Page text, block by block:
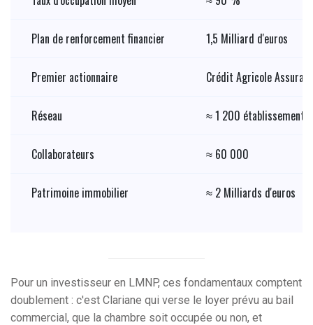
Plan de renforcement financier 1,5 Milliard d'euros
Premier actionnaire Crédit Agricole
Réseau ≈ 1 200
Collaborateurs ≈ 60 000
Patrimoine immobilier ≈ 2 Milliards d'euros
Pour un investisseur en LMNP, ces fondamentaux comptent
doublement : c'est Clariane qui verse le loyer prévu au bail
commercial, que la chambre soit occupée ou non, et